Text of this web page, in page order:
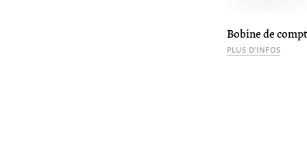
Bobine de
PLUS D'INFOS